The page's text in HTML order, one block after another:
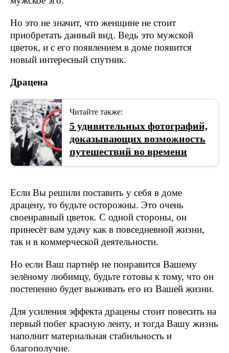
Но это не значит, что женщине не стоит
приобретать данный вид. Ведь это мужской
цветок, и с его появлением в доме появится
новый интересный спутник.
Драцена
Читайте также:
5 удивительных фотографий,
доказывающих возможность
путешествий во времени
Если Вы решили поставить у себя в доме
драцену, то будьте осторожны. Это очень
своенравный цветок. С одной стороны, он
принесёт вам удачу как в повседневной жизни,
так и в коммерческой деятельности.
Но если Ваш партнёр не понравится Вашему
зелёному любимцу, будьте готовы к тому, что он
постепенно будет выживать его из Вашей жизни.
Для усиления эффекта драцены стоит повесить на
первый побег красную ленту, и тогда Вашу жизнь
наполнит материальная стабильность и
благополучие.